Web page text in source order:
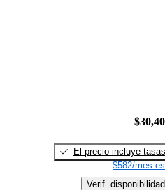
El precio incluye tasas
$582/mes
Verif. disponibilidad